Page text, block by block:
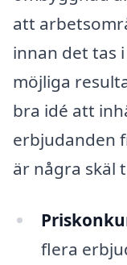
att
innan det tas
möjliga
bra idé att
erbjudanden
är några skäl
flera